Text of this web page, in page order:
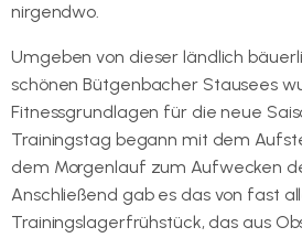
nirgendwo.
Umgeben von dieser ländlich
schönen Bütgenbacher Stausees
Fitnessgrundlagen für die neue
Trainingstag begann mit dem
dem Morgenlauf zum Aufwecken
Anschließend gab es das von fast
Trainingslagerfrühstück, das aus